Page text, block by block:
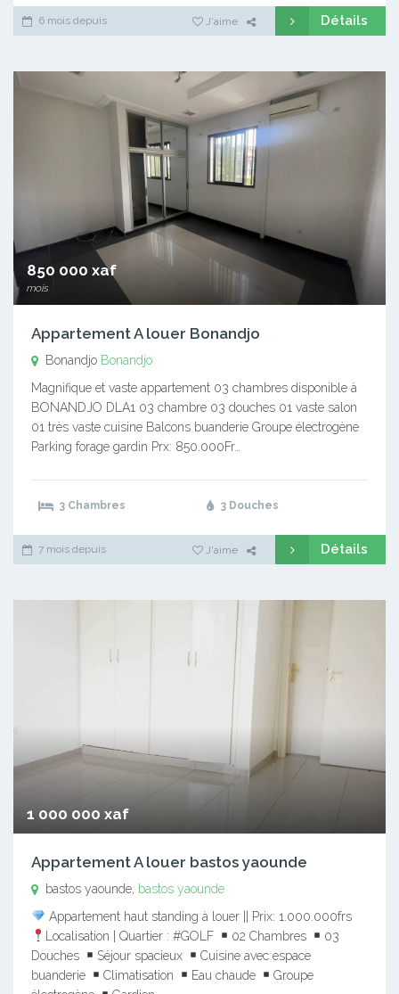
6 mois depuis J'aime Détails
850 000 xaf
mois
Appartement A louer Bonandjo
Bonandjo Bonandjo
Magnifique et vaste appartement 03 chambres disponible à
BONANDJO DLA1 03 chambre 03 douches 01 vaste salon
01 très vaste cuisine Balcons buanderie Groupe électrogène
Parking forage gardin Prx: 850.000Fr…
3 Chambres 3 Douches
7 mois depuis J'aime Détails
1 000 000 xaf
Appartement A louer bastos yaounde
bastos yaounde, bastos yaounde
Appartement haut standing à louer || Prix: 1.000.000frs
Localisation | Quartier : #GOLF
02 Chambres
03
Douches
Séjour spacieux
Cuisine avec espace
buanderie
Climatisation Eau chaude
Groupe